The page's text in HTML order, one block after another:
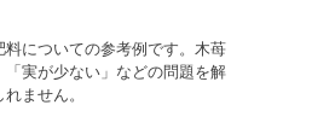
についての参考例です。木苺
実が少ない」などの問題を解
ません。